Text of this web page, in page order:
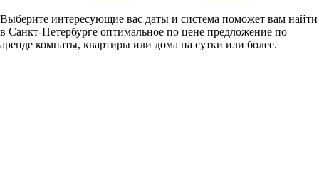
Выберите интересующие вас даты и система поможет вам найти
в Санкт-Петербурге оптимальное по цене предложение по
аренде комнаты, квартиры или дома на сутки или более.